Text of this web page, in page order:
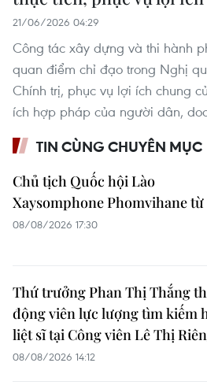
21/06/2026 04:29
Công tác xây dựng và thi hành
quan điểm chỉ đạo trong Nghị
Chính trị, phục vụ lợi ích chung
ích hợp pháp của người dân,
TIN CÙNG CHUYÊN MỤC
Chủ tịch Quốc hội Lào
Xaysomphone Phomvihane
08/08/2026 17:30
Thứ trưởng Phan Thị Thắng
động viên lực lượng tìm kiếm
liệt sĩ tại Công viên Lê Thị
08/08/2026 14:12